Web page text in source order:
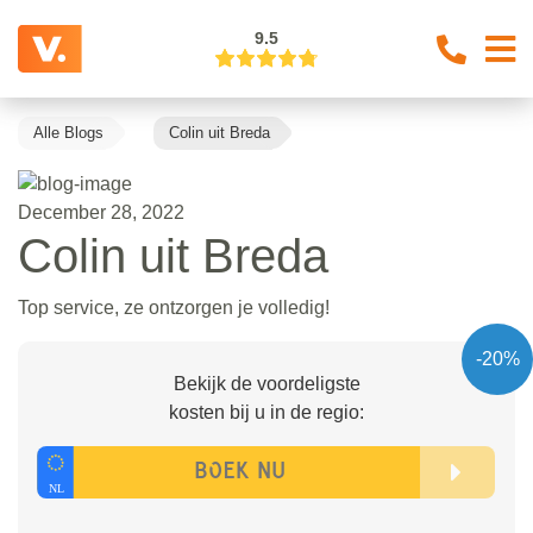
9.5
Alle Blogs Colin uit Breda
December 28, 2022
Colin uit Breda
Top service, ze ontzorgen je volledig!
-20%
Bekijk de voordeligste
kosten bij u in de regio: